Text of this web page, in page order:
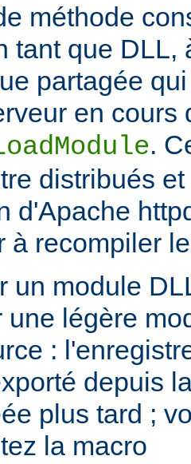
méthode
tant que DLL,
partagée
en cours
.
distribués
d'Apache
à recompiler
un module
une légère
:
depuis
plus tard ;
la macro